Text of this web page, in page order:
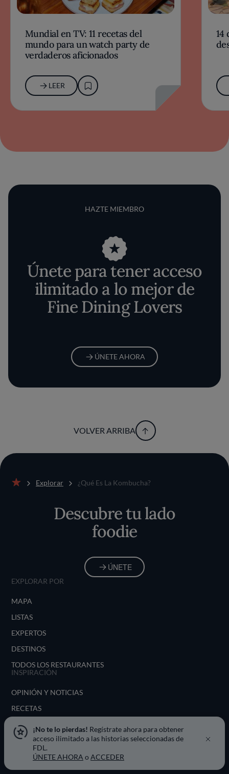
Mundial en TV: 11 recetas del
mundo para un watch party de
verdaderos aficionados
LEER
14
HAZTE MIEMBRO
Únete para tener acceso
ilimitado a lo mejor de
Fine Dining Lovers
ÚNETE AHORA
VOLVER ARRIBA
Explorar ¿Qué Es La Kombucha?
Descubre tu lado
foodie
ÚNETE
EXPLORAR POR
MAPA
LISTAS
EXPERTOS
DESTINOS
TODOS LOS RESTAURANTES
INSPIRACIÓN
OPINIÓN Y NOTICIAS
RECETAS
CONSEJOS Y TRUCOS
SERIES
TODOS LOS TEMAS
FINE DINING LOVERS
¡No te lo pierdas! Regístrate ahora para obtener
acceso ilimitado a las historias seleccionadas de
FDL.
ÚNETE AHORA o ACCEDER